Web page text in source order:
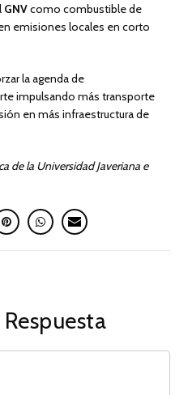
GNVcomo combustible de
emisiones locales en corto
la agenda de
impulsando más transporte
en más infraestructura de
de la Universidad Javeriana e